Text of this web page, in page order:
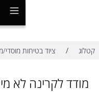
ציוד בטיחות מוסדי/מפעלי /
לא מייננת